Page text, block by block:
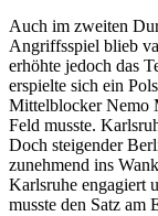
Auch im zweiten
Angriffsspiel blieb
erhöhte jedoch das
erspielte sich ein
Mittelblocker Nemo
Feld musste.
Doch steigender
zunehmend ins
Karlsruhe engagiert
musste den Satz am